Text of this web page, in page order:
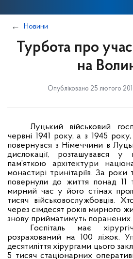
Новини
Турбота про
на
Опубліковано 25 лютого
Луцький військовий
червні 1941 року, а з 1945 року,
повернувся з Німеччини в
дислокації, розташувався
пам’яткою архітектури
монастирі тринітаріїв. За роки
повернули до життя понад 11
мирний час у його стінах
тисяч військовослужбовців.
через сімдесят років мирного
знову прийматимуть поранених.
Госпіталь має
розрахований на 100 ліжок.
десятиліття хірургами цього
5 тисяч стаціонарних